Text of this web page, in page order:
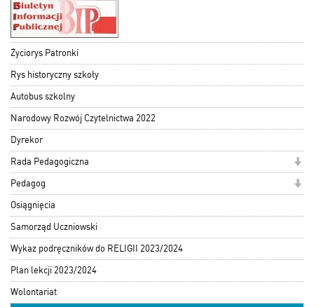
Życiorys Patronki
Rys historyczny szkoły
Autobus szkolny
Narodowy Rozwój Czytelnictwa 2022
Dyrekor
Rada Pedagogiczna
Pedagog
Osiągnięcia
Samorząd Uczniowski
Wykaz podręczników do RELIGII 2023/2024
Plan lekcji 2023/2024
Wolontariat